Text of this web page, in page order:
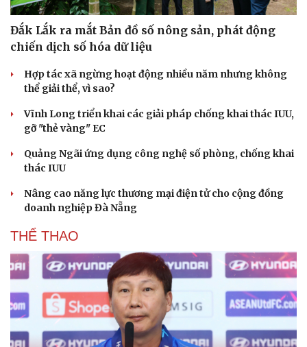
Du lịch
Tư vấn
Săn Tour
check-in
Podcast
Câu chuyện thời sự
Đọc truyện đêm khuya
Kể chuyện cho bé
Hạt giống tâm hồn
Đắk Lắk ra mắt Bản đồ số nông sản, phát động
chiến dịch số hóa dữ liệu
Hợp tác xã ngừng hoạt động nhiều năm nhưng không
thể giải thể, vì sao?
Vĩnh Long triển khai các giải pháp chống khai thác IUU,
gỡ "thẻ vàng" EC
Quảng Ngãi ứng dụng công nghệ số phòng, chống khai
thác IUU
Nâng cao năng lực thương mại điện tử cho cộng đồng
doanh nghiệp Đà Nẵng
THỂ THAO